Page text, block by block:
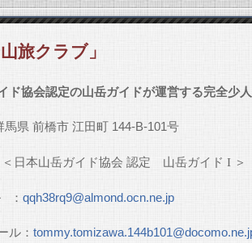
旅クラブ」
ド協会認定の山岳ガイドが運営する完全少
馬県 前橋市 江田町 144-B-101号
＜日本山岳ガイド協会 認定 山岳ガイド I ＞
： qqh38rq9@almond.ocn.ne.jp
ル：